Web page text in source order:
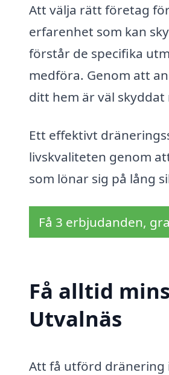
Att välja rätt företag
erfarenhet som kan
förstår de specifika
medföra. Genom att
ditt hem är väl
Ett effektivt
livskvaliteten genom
som lönar sig på lång
Få 3 erbjudanden,
Få alltid
Utvalnäs
Att få utförd dränering